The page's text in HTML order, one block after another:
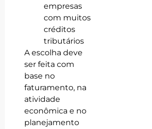
empresas
com muitos
créditos
tributários
A escolha deve
ser feita com
base no
faturamento, na
atividade
econômica e no
planejamento